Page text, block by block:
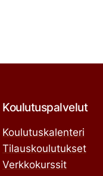
Koulutuspalvelut
Koulutuskalenteri
Tilauskoulutukset
Verkkokurssit